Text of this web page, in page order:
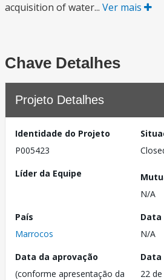
acquisition of water... Ver mais
Chave Detalhes
Projeto Detalhes
Identidade do Projeto
P005423
Líder da Equipe
N/A
País
Marrocos
Data
N/A
Data da aprovação
(conforme apresentação da
22